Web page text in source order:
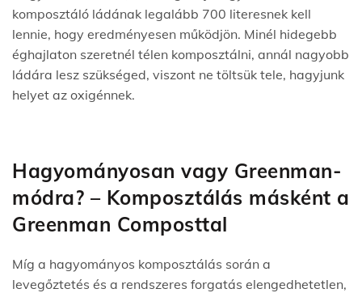
komposztáló ládának legalább 700 literesnek kell
lennie, hogy eredményesen működjön. Minél hidegebb
éghajlaton szeretnél télen komposztálni, annál nagyobb
ládára lesz szükséged, viszont ne töltsük tele, hagyjunk
helyet az oxigénnek.
Hagyományosan vagy Greenman-
módra? – Komposztálás másként a
Greenman Composttal
Míg a hagyományos komposztálás során a
levegőztetés és a rendszeres forgatás elengedhetetlen,